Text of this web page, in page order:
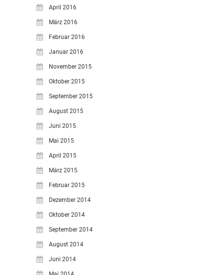
April 2016
März 2016
Februar 2016
Januar 2016
November 2015
Oktober 2015
September 2015
August 2015
Juni 2015
Mai 2015
April 2015
März 2015
Februar 2015
Dezember 2014
Oktober 2014
September 2014
August 2014
Juni 2014